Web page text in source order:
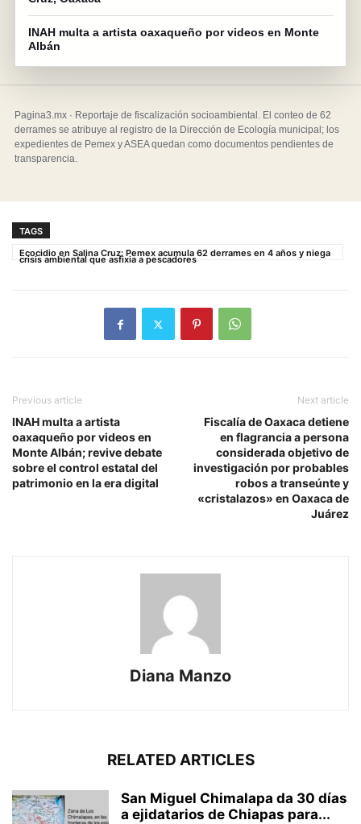
INAH multa a artista oaxaqueño por videos en Monte
Albán
Pagina3.mx · Reportaje de fiscalización socioambiental. El conteo de 62
derrames se atribuye al registro de la Dirección de Ecología municipal; los
expedientes de Pemex y ASEA quedan como documentos pendientes de
transparencia.
TAGS
Ecocidio en Salina Cruz: Pemex acumula 62 derrames en 4 años y niega
crisis ambiental que asfixia a pescadores
Previous article
INAH multa a artista
oaxaqueño por videos en
Monte Albán; revive debate
sobre el control estatal del
patrimonio en la era digital
Next article
Fiscalía de Oaxaca detiene
en flagrancia a persona
considerada objetivo de
investigación por probables
robos a transeúnte y
«cristalazos» en Oaxaca de
Juárez
Diana Manzo
RELATED ARTICLES
San Miguel Chimalapa da 30 días
a ejidatarios de Chiapas para...